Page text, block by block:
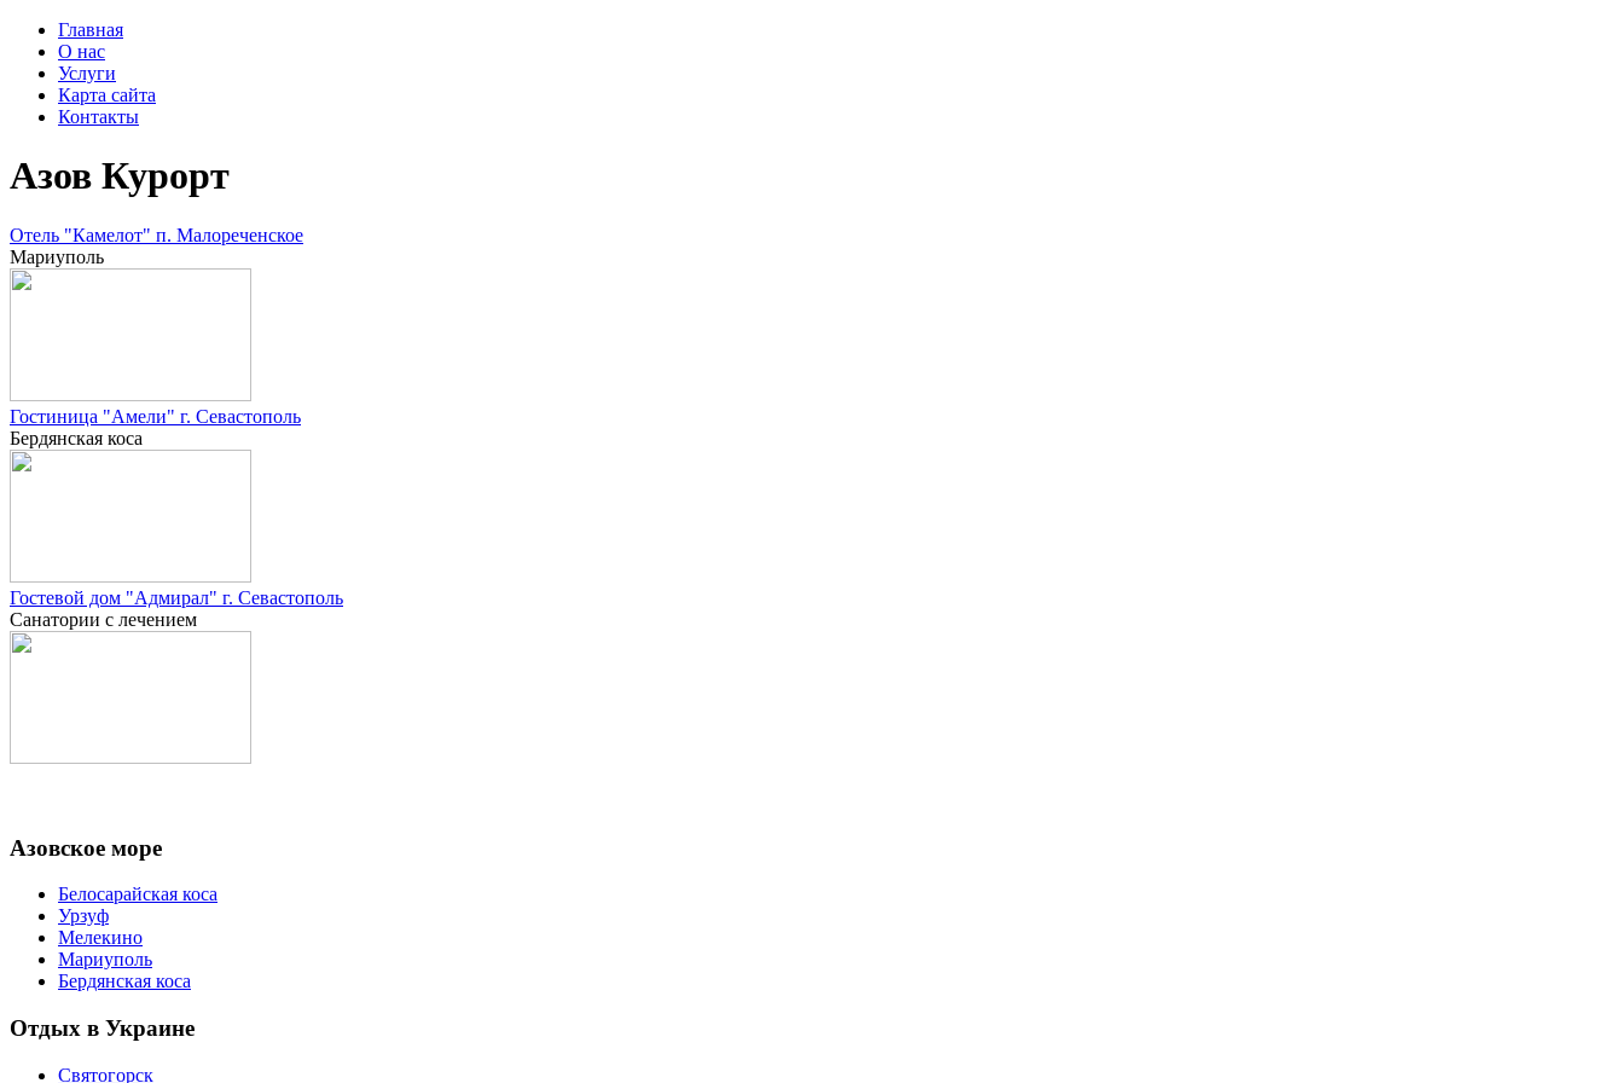
Главная
О нас
Услуги
Карта сайта
Контакты
Азов Курорт
Отель "Камелот" п. Малореченское
Мариуполь
Гостиница "Амели" г. Севастополь
Бердянская коса
Гостевой дом "Адмирал" г. Севастополь
Санатории с лечением
Азовское море
Белосарайская коса
Урзуф
Мелекино
Мариуполь
Бердянская коса
Отдых в Украине
Святогорск